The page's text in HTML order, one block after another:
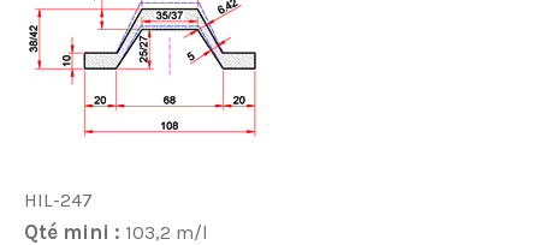
HIL-247
Qté mini : 103,2 m/l